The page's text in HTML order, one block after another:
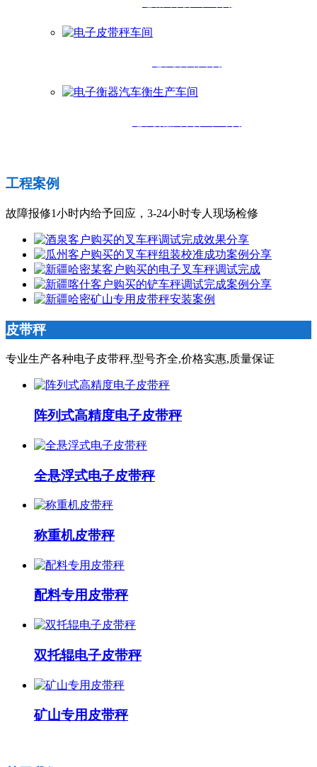
工程案例
故障报修1小时内给予回应，3-24小时专人现场检修
皮带秤
专业生产各种电子皮带秤,型号齐全,价格实惠,质量保证
阵列式高精度电子皮带秤
全悬浮式电子皮带秤
称重机皮带秤
配料专用皮带秤
双托辊电子皮带秤
矿山专用皮带秤